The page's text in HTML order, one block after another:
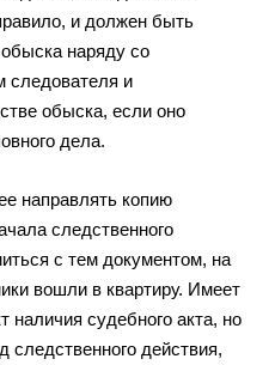
и должен быть
наряду со
следователя и
обыска, если оно
дела.
направлять копию
следственного
с тем документом, на
вошли в квартиру. Имеет
наличия судебного акта, но
следственного действия,